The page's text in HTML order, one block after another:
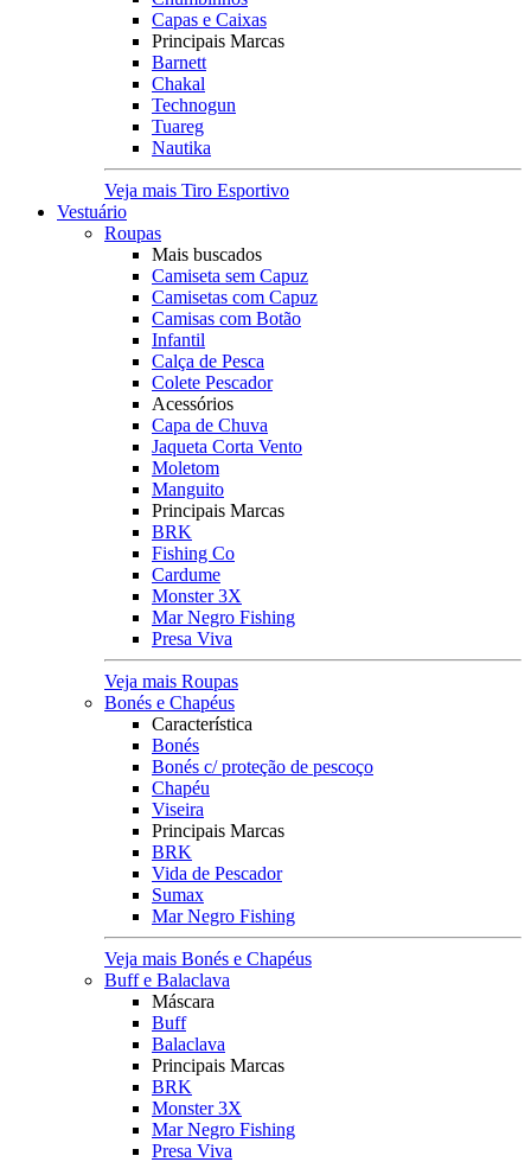
Capas e Caixas
Principais Marcas
Barnett
Chakal
Technogun
Tuareg
Nautika
Veja mais Tiro Esportivo
Vestuário
Roupas
Mais buscados
Camiseta sem Capuz
Camisetas com Capuz
Camisas com Botão
Infantil
Calça de Pesca
Colete Pescador
Acessórios
Capa de Chuva
Jaqueta Corta Vento
Moletom
Manguito
Principais Marcas
BRK
Fishing Co
Cardume
Monster 3X
Mar Negro Fishing
Presa Viva
Veja mais Roupas
Bonés e Chapéus
Característica
Bonés
Bonés c/ proteção de pescoço
Chapéu
Viseira
Principais Marcas
BRK
Vida de Pescador
Sumax
Mar Negro Fishing
Veja mais Bonés e Chapéus
Buff e Balaclava
Máscara
Buff
Balaclava
Principais Marcas
BRK
Monster 3X
Mar Negro Fishing
Presa Viva